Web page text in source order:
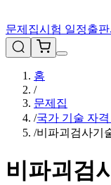
문제집시험 일정출
홈
/
문제집
/국가 기술 자격
/비파괴검사기
비파괴검